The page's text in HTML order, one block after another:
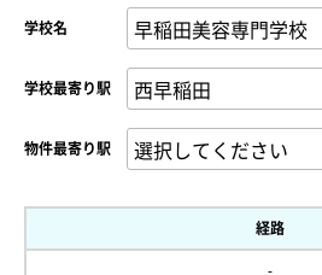
学校名
学校最寄り駅
物件最寄り駅
経路
-